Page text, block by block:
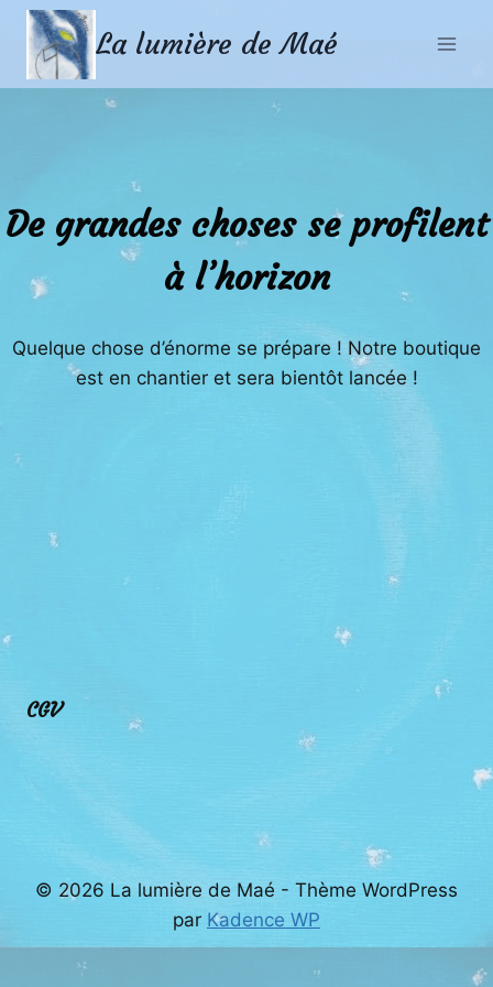
Aller
contenu
Aller
contenu
La lumière de Maé
De grandes choses se profilent
à l’horizon
Quelque chose d’énorme se prépare ! Notre boutique
est en chantier et sera bientôt lancée !
CGV
© 2026 La lumière de Maé - Thème WordPress
par Kadence WP